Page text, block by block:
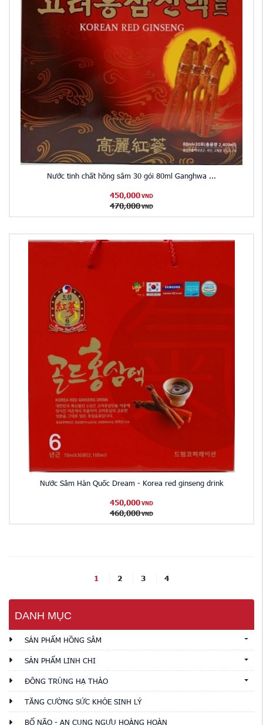
Nước tinh chất hồng sâm 30 gói 80ml Ganghwa ...
450,000 VND
470,000 VND
Nước Sâm Hàn Quốc Dream - Korea red ginseng drink
450,000 VND
460,000 VND
1 2 3 4
DANH MỤC
SẢN PHẨM HỒNG SÂM
SẢN PHẨM LINH CHI
ĐÔNG TRÙNG HẠ THẢO
TĂNG CƯỜNG SỨC KHỎE SINH LÝ
BỔ NÃO - AN CUNG NGƯU HOÀNG HOÀN